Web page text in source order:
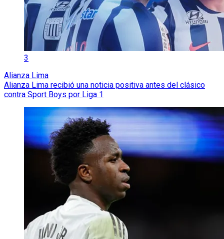
3
Alianza Lima
Alianza Lima recibió una noticia positiva antes del clásico
contra Sport Boys por Liga 1